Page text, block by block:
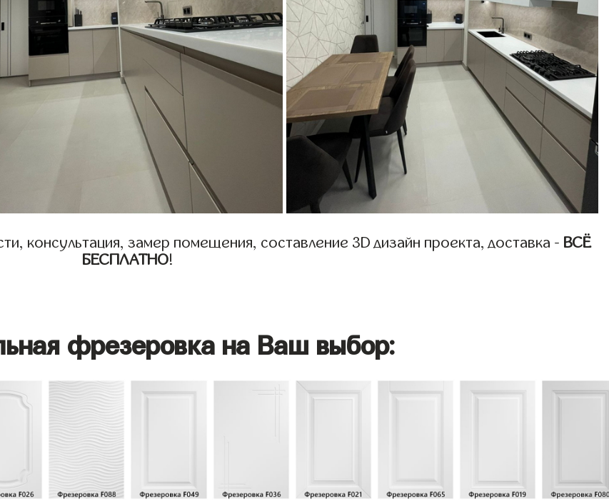
консультация, замер помещения, составление 3D дизайн проекта, доставка - ВСЁ
БЕСПЛАТНО!
фрезеровка на Ваш выбор: